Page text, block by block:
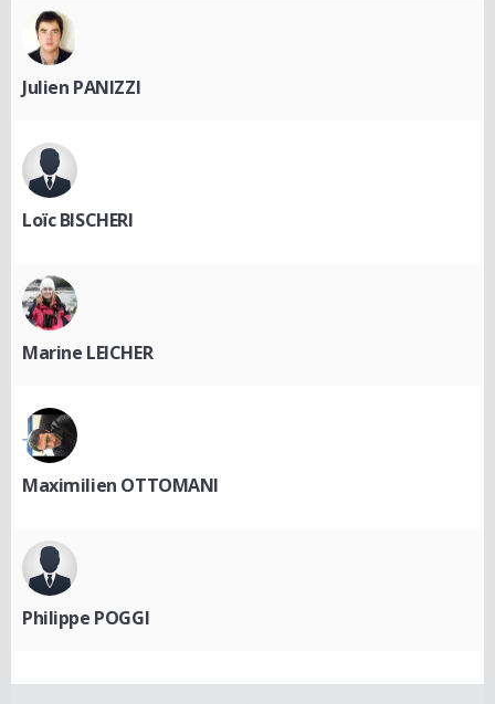
Julien PANIZZI
Loïc BISCHERI
Marine LEICHER
Maximilien OTTOMANI
Philippe POGGI